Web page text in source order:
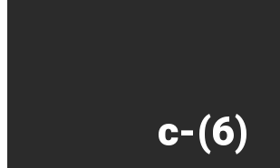
c-(6)